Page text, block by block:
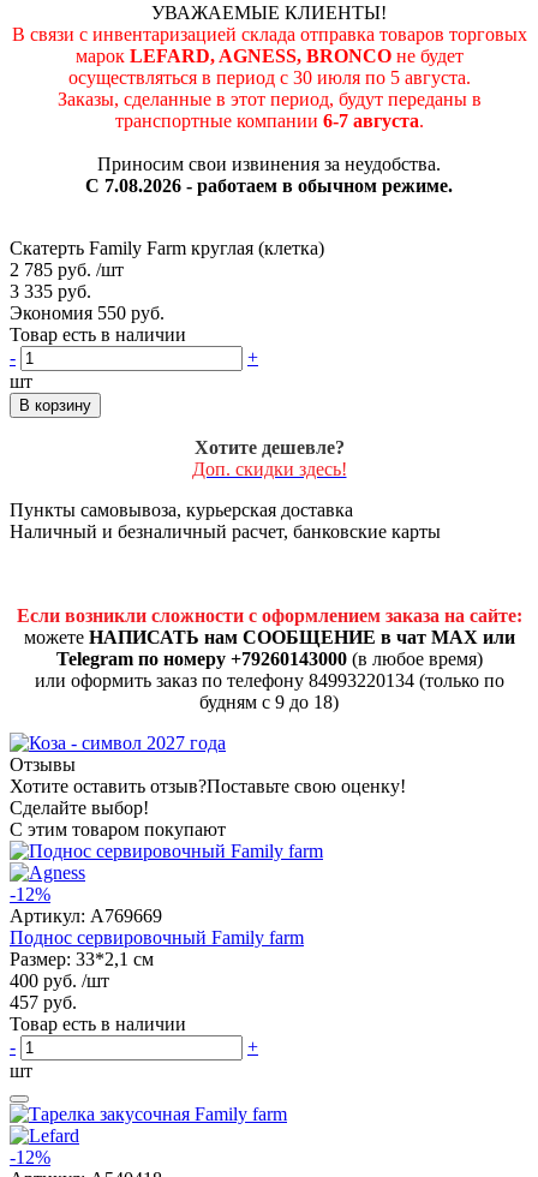
УВАЖАЕМЫЕ КЛИЕНТЫ!
В связи с инвентаризацией склада отправка товаров торговых
марок LEFARD, AGNESS, BRONCOне будет
осуществляться в период c 30 июля по 5 августа.
Заказы, сделанные в этот период, будут переданы в
транспортные компании 6-7 августа.
Приносим свои извинения за неудобства.
С 7.08.2026 - работаем в обычном режиме.
Скатерть Family Farm круглая (клетка)
2 785 руб. /шт
3 335 руб.
Экономия 550 руб.
Товар есть в наличии
-
+
шт
В корзину
Хотите дешевле?
Доп. скидки здесь!
Пункты самовывоза, курьерская доставка
Наличный и безналичный расчет, банковские карты
Если возникли сложности с оформлением заказа на сайте:
можете НАПИСАТЬ нам СООБЩЕНИЕ в чат MAX или
Telegram по номеру +79260143000(в любое время)
или оформить заказ по телефону 84993220134 (только по
будням с 9 до 18)
Отзывы
Хотите оставить отзыв?Поставьте свою оценку!
Сделайте выбор!
С этим товаром покупают
-12%
Артикул: A769669
Поднос сервировочный Family farm
Размер: 33*2,1 см
400 руб. /шт
457 руб.
Товар есть в наличии
-
+
шт
-12%